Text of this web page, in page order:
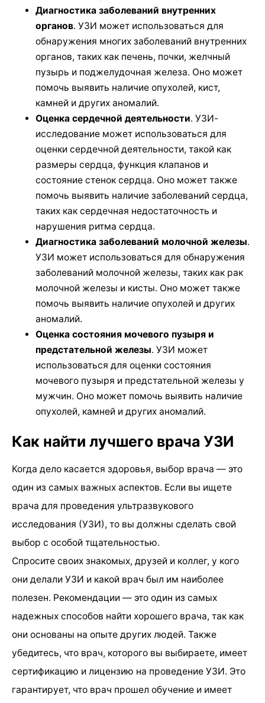
Диагностика заболеваний внутренних
органов. УЗИ может использоваться для
обнаружения многих заболеваний внутренних
органов, таких как печень, почки, желчный
пузырь и поджелудочная железа. Оно может
помочь выявить наличие опухолей, кист,
камней и других аномалий.
Оценка сердечной деятельности. УЗИ-
исследование может использоваться для
оценки сердечной деятельности, такой как
размеры сердца, функция клапанов и
состояние стенок сердца. Оно может также
помочь выявить наличие заболеваний сердца,
таких как сердечная недостаточность и
нарушения ритма сердца.
Диагностика заболеваний молочной железы.
УЗИ может использоваться для обнаружения
заболеваний молочной железы, таких как рак
молочной железы и кисты. Оно может также
помочь выявить наличие опухолей и других
аномалий.
Оценка состояния мочевого пузыря и
предстательной железы. УЗИ может
использоваться для оценки состояния
мочевого пузыря и предстательной железы у
мужчин. Оно может помочь выявить наличие
опухолей, камней и других аномалий.
Как найти лучшего врача УЗИ
Когда дело касается здоровья, выбор врача — это
один из самых важных аспектов. Если вы ищете
врача для проведения ультразвукового
исследования (УЗИ), то вы должны сделать свой
выбор с особой тщательностью.
Спросите своих знакомых, друзей и коллег, у кого
они делали УЗИ и какой врач был им наиболее
полезен. Рекомендации — это один из самых
надежных способов найти хорошего врача, так как
они основаны на опыте других людей. Также
убедитесь, что врач, которого вы выбираете, имеет
сертификацию и лицензию на проведение УЗИ. Это
гарантирует, что врач прошел обучение и имеет